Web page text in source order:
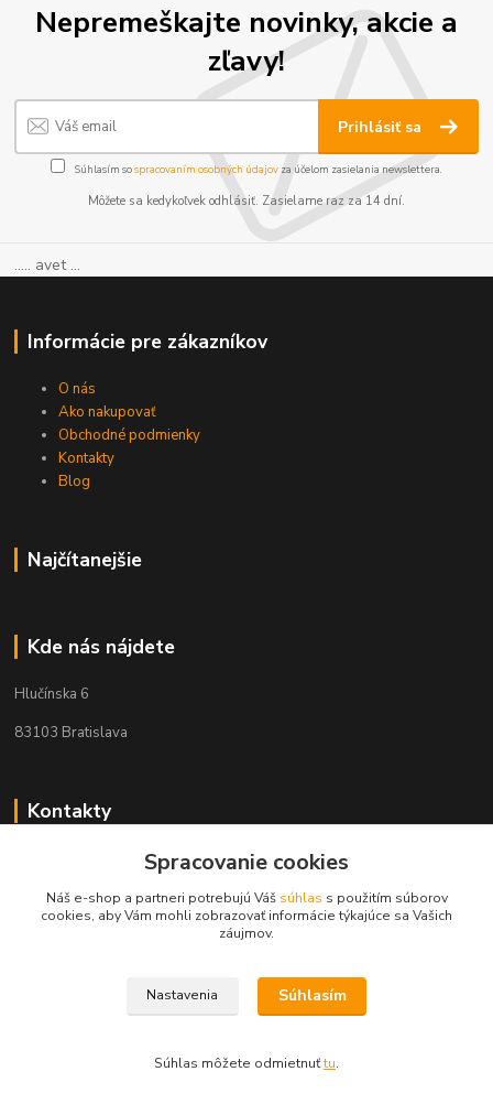
Nepremeškajte novinky, akcie a
zľavy!
Prihlásiť sa
Súhlasím sospracovaním osobných údajov za účelom zasielania newslettera.
Môžete sa kedykoľvek odhlásiť. Zasielame raz za 14 dní.
..... avet ...
Informácie pre zákazníkov
O nás
Ako nakupovať
Obchodné podmienky
Kontakty
Blog
Najčítanejšie
Kde nás nájdete
Hlučínska 6
83103 Bratislava
Kontakty
+421 908 678 479
info@audiovideoshop.sk
Spracovanie cookies
Náš e-shop a partneri potrebujú Váš súhlas s použitím súborov
cookies, aby Vám mohli zobrazovať informácie týkajúce sa Vašich
záujmov.
Nastavenia Súhlasím
Súhlas môžete odmietnuťtu.